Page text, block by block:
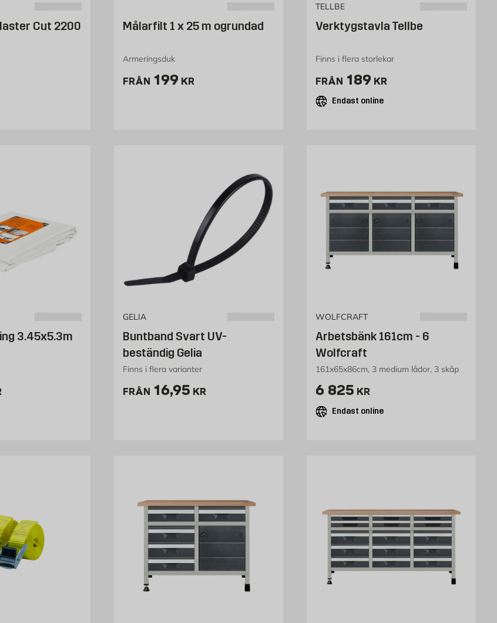
Cut 2200
Målarfilt 1 x 25 m ogrundad
Armeringsduk
FRÅN Pris 199 kr
199 KR
TELLBE
Verktygstavla Tellbe
Finns i flera storlekar
FRÅN Pris 189 kr
189 KR
Endast online
3.45x5.3m
kr
GELIA
Buntband Svart UV-
beständig Gelia
Finns i flera varianter
FRÅN Pris 16.95 kr
16,95 KR
WOLFCRAFT
Arbetsbänk 161cm - 6
Wolfcraft
161x65x86cm, 3 medium lådor, 3 skåp
Pris 6825 kr
6 825 KR
Endast online